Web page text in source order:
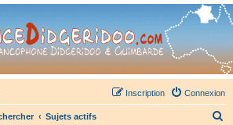
Didgeridoo - retrouvez la communauté.
Connexion
Inscription
Sujets actifs